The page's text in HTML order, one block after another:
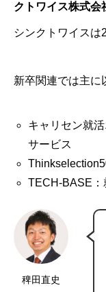
クトワイス株式会
シンクトワイスは
新卒関連では主に
キャリセン就
サービス
TECH-BASE：
稗田直史